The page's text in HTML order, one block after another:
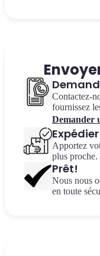
Contactez-
fournissez
Demander
Apportez
plus proche.
Prêt!
Nous nous
en toute